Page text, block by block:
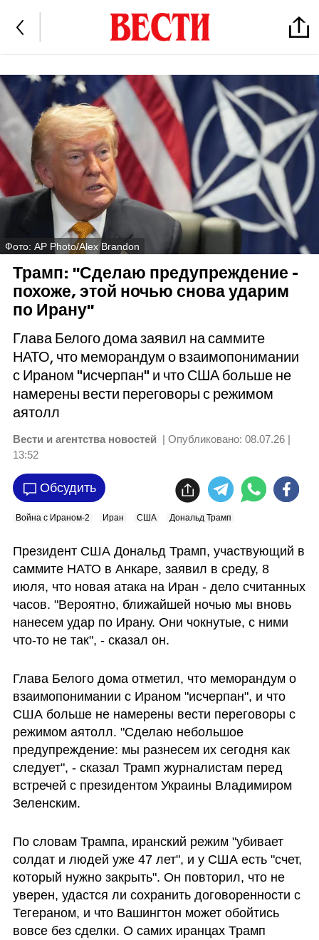
Фото: AP Photo/Alex Brandon
Трамп: "Сделаю предупреждение -
похоже, этой ночью снова ударим
по Ирану"
Глава Белого дома заявил на саммите
НАТО, что меморандум о взаимопонимании
с Ираном "исчерпан" и что США больше не
намерены вести переговоры с режимом
аятолл
Вести и агентства новостей | Опубликовано: 08.07.26 |
13:52
Обсудить
Война с Ираном-2 Иран США Дональд Трамп
Президент США Дональд Трамп, участвующий в
саммите НАТО в Анкаре, заявил в среду, 8
июля, что новая атака на Иран - дело считанных
часов. "Вероятно, ближайшей ночью мы вновь
нанесем удар по Ирану. Они чокнутые, с ними
что-то не так", - сказал он.
Глава Белого дома отметил, что меморандум о
взаимопонимании с Ираном "исчерпан", и что
США больше не намерены вести переговоры с
режимом аятолл. "Сделаю небольшое
предупреждение: мы разнесем их сегодня как
следует", - сказал Трамп журналистам перед
встречей с президентом Украины Владимиром
Зеленским.
По словам Трампа, иранский режим "убивает
солдат и людей уже 47 лет", и у США есть "счет,
который нужно закрыть". Он повторил, что не
уверен, удастся ли сохранить договоренности с
Тегераном, и что Вашингтон может обойтись
вовсе без сделки. О самих иранцах Трамп